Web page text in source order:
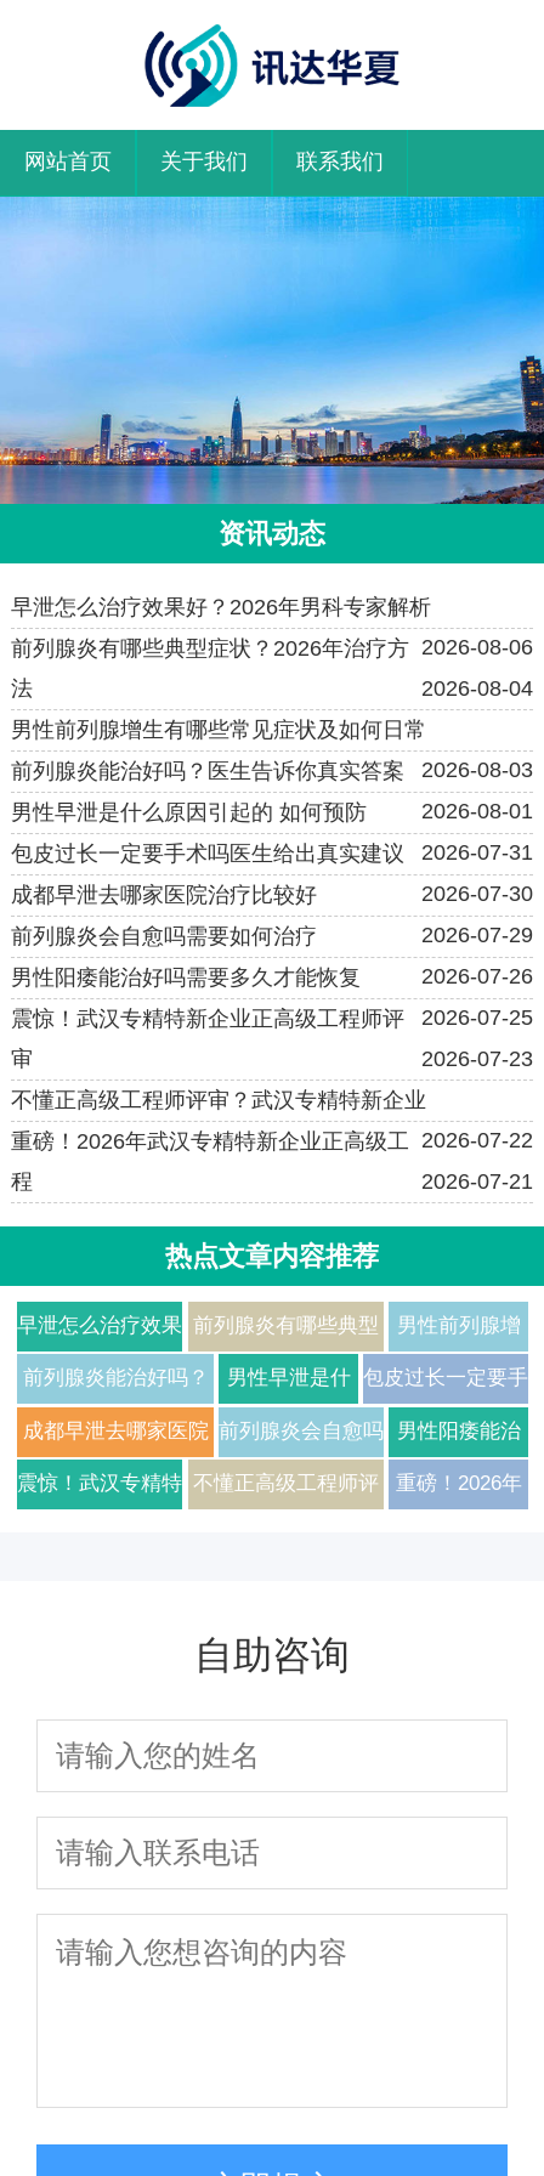
网站首页 关于我们 联系我们
资讯动态
早泄怎么治疗效果好？2026年男科专家解析
2026-08-06
前列腺炎有哪些典型症状？2026年治疗方
法
2026-08-04
男性前列腺增生有哪些常见症状及如何日常
2026-08-03
前列腺炎能治好吗？医生告诉你真实答案
2026-08-01
男性早泄是什么原因引起的 如何预防
2026-07-31
包皮过长一定要手术吗医生给出真实建议
2026-07-30
成都早泄去哪家医院治疗比较好
2026-07-29
前列腺炎会自愈吗需要如何治疗
2026-07-26
男性阳痿能治好吗需要多久才能恢复
2026-07-25
震惊！武汉专精特新企业正高级工程师评
审
2026-07-23
不懂正高级工程师评审？武汉专精特新企业
2026-07-22
重磅！2026年武汉专精特新企业正高级工
程
2026-07-21
热点文章内容推荐
早泄怎么治疗效果
好？2026年男科
专家解析常见病因
与科学用药方案
前列腺炎有哪些典型
症状？2026年治疗方
法与费用详解
男性前列腺增
生有哪些常见
症状及如何日
常护理
前列腺炎能治好吗？
医生告诉你真实答案
男性早泄是什
么原因引起的
如何预防
包皮过长一定要手
术吗医生给出真实
建议
成都早泄去哪家医院
治疗比较好
前列腺炎会自愈吗
需要如何治疗
男性阳痿能治
好吗需要多久
震惊！武汉专精特 不懂正高级工程师评
次讲透
重磅！2026年
你一次通关
自助咨询